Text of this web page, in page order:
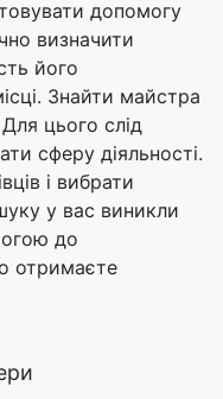
допомогу
визначити
його
Знайти майстра
цього слід
сферу діяльності.
і вибрати
у вас виникли
до
отримаєте